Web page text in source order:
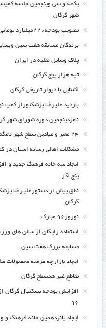
یکصدو سی وپنجمین جلسه
شهر گرگان
تصویب بودجه۲۲۰میلیارد تومانی سال ۹۶ شهرداری گرگان
برندگان مسابقه هفت سین
پلاک وسایل نقلیه در ایران
تپه هزار پیچ گرگان
آشنایی با دیوار تاریخی گرگان
بازدید علیرضا پزشکپوراز کمپ
نامزدپنجمین دوره شورای شهر
۲۴ معبر و میادین سطح شهر نامگذاری جدید شد
مشکلات اهالی رسانه استان
پنج آذر
نطق پیش از دستورعلیـرضا
گرگان
نوروز۹۶ مبارک
استفاده رایگان از سالن های
مسابقه بزرگ هفت سین
ایجاد بازارچه عرضه محصولات
تقاطع غیر همسطح گرگان
افزایش بودجه بسکتبال گرگان
۹۶
ایجاد پانزدهمین خانه فرهنگ